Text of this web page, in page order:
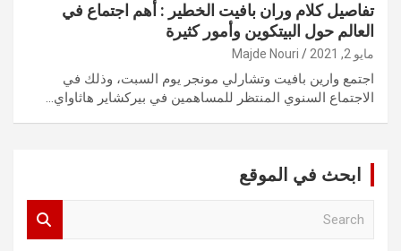
تفاصيل كلام وران بافيت الخطير : أهم اجتماع في
العالم حول البيتكوين وأمور كثيرة
مايو 2, 2021 Majde Nouri
اجتمع وارين بافيت وتشارلي مونجر يوم السبت، وذلك في
الاجتماع السنوي المنتظر للمساهمين في بيركشاير هاثاواي…
ابحث في الموقع